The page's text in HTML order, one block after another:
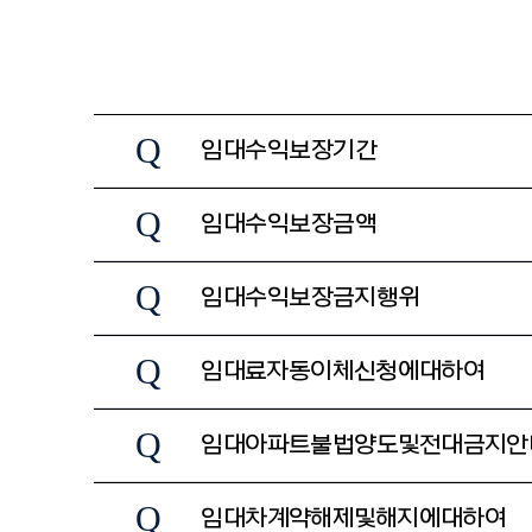
Q 임대수익보장기간
Q 임대수익보장금액
Q 임대수익보장 금지행위
Q 임대료 자동이체 신청에 대하여
Q 임대아파트 불법양도 및 전대금지
Q 임대차계약 해제 및 해지에 대하여